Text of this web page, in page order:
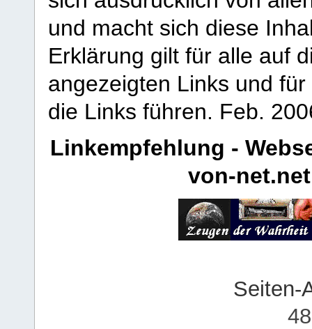
und macht sich diese
Erklärung gilt für alle auf
angezeigten Links und
die Links führen. Feb.
Linkempfehlung -
von-net.net
Seiten-